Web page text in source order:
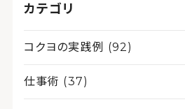
カテゴリ
コクヨの実践例 (92)
仕事術 (37)